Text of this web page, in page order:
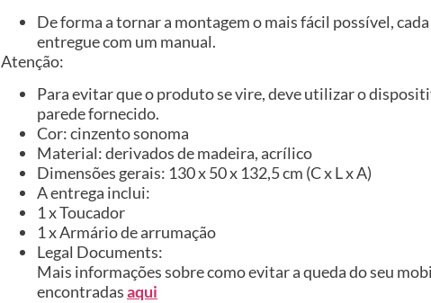
De forma a tornar a montagem o mais fácil possível,
entregue com um manual.
Atenção:
Para evitar que o produto se vire, deve utilizar o
parede fornecido.
Cor: cinzento sonoma
Material: derivados de madeira, acrílico
Dimensões gerais: 130 x 50 x 132,5 cm (C x L x A)
A entrega inclui:
1 x Toucador
1 x Armário de arrumação
Legal Documents:
Mais informações sobre como evitar a queda do seu
encontradasaqui